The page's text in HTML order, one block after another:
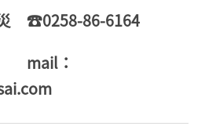
☎0258-86-6164